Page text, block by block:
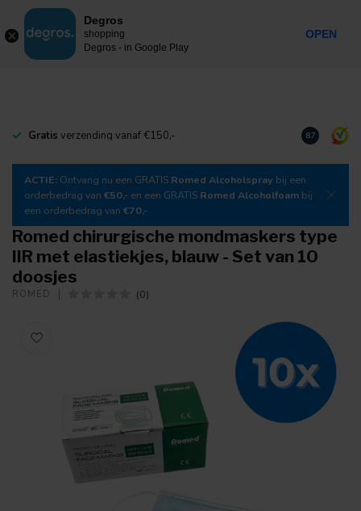
MENU
Gratis verzending vanaf €150,- Download
8.7
ACTIE: Ontvang nu een GRATIS Romed Alcoholspray bij een
orderbedrag van €50,- en een GRATIS Romed Alcoholfoam bij
een orderbedrag van €70,-
Romed chirurgische mondmaskers type
IIR met elastiekjes, blauw - Set van 10
doosjes
ROMED (0)
Degros
shopping
Degros - in Google Play
OPEN